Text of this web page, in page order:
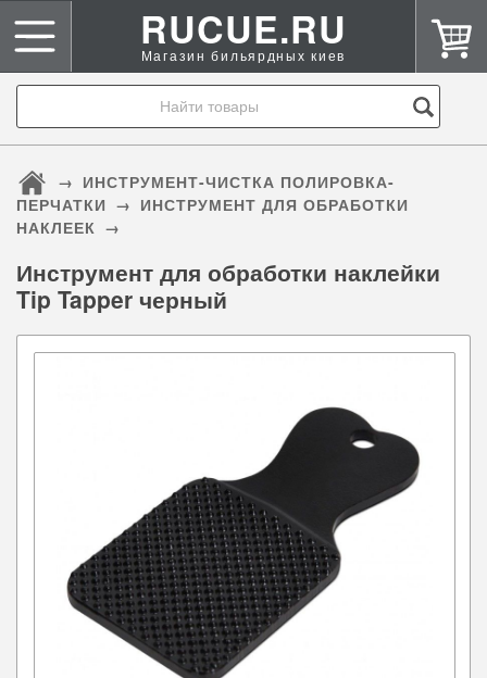
RUCUE.RU
Магазин бильярдных киев
→ ИНСТРУМЕНТ-ЧИСТКА ПОЛИРОВКА-
ПЕРЧАТКИ → ИНСТРУМЕНТ ДЛЯ ОБРАБОТКИ
НАКЛЕЕК →
Инструмент для обработки наклейки
Tip Tapper черный